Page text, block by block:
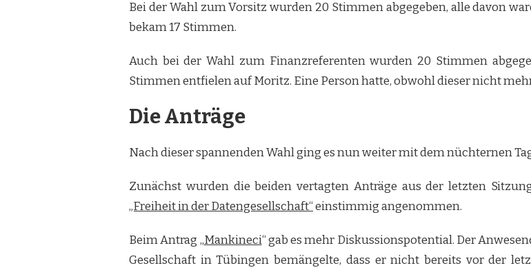
Bei der Wahl zum Vorsitz wurden 20 Stimmen abgegeben, alle davon
bekam 17 Stimmen.
Auch bei der Wahl zum Finanzreferenten wurden 20 Stimmen
Stimmen entfielen auf Moritz. Eine Person hatte, obwohl dieser nicht
Die Anträge
Nach dieser spannenden Wahl ging es nun weiter mit dem nüchternen
Zunächst wurden die beiden vertagten Anträge aus der letzten
„Freiheit in der Datengesellschaft“einstimmig angenommen.
Beim Antrag „Mankineci“ gab es mehr Diskussionspotential. Der
Gesellschaft in Tübingen bemängelte, dass er nicht bereits vor der